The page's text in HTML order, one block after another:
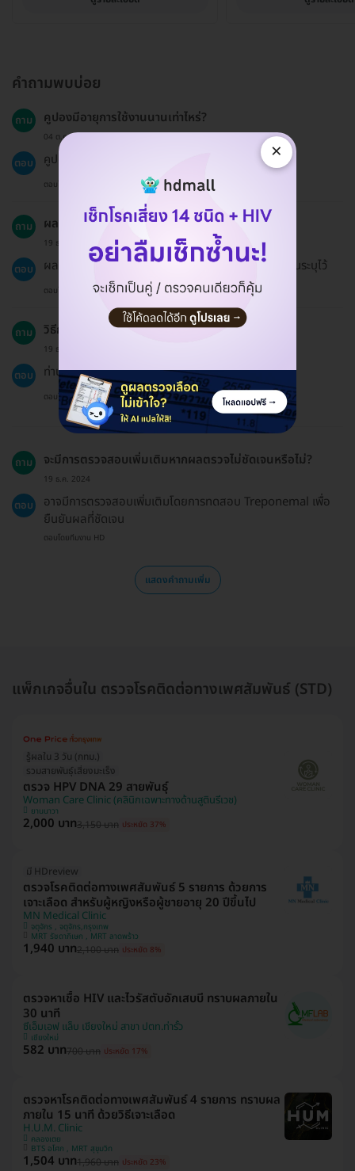
คำถามพบบ่อย
ถาม คูปองมีอายุการใช้งานนานเท่าไหร่?
04 ต.ค. 2023
ตอบ คูปองมีอายุ 60 วันนับจากวันที่ซื้อ
ตอบโดยทีมงาน HD
ถาม ผลการตรวจจะได้รับการส่งอย่างไร?
19 ธ.ค. 2024
ตอบ ผลการตรวจจะถูกส่งให้ทางอีเมลหรือไปรษณีย์ตามที่ท่านระบุไว้
ตอบโดยทีมงาน HD
ถาม วิธีการชำระเงินมีอะไรบ้าง?
19 ธ.ค. 2024
ตอบ ท่านสามารถชำระเงินผ่านการโอนเงินหรือบัตรเครดิตได้
ตอบโดยทีมงาน HD
ถาม จะมีการตรวจสอบเพิ่มเติมหากผลตรวจไม่ชัดเจนหรือไม่?
19 ธ.ค. 2024
ตอบ
อาจมีการตรวจสอบเพิ่มเติมโดยการทดสอบ Treponemal เพื่อ
ยืนยันผลที่ชัดเจน
ตอบโดยทีมงาน HD
แสดงคำถามเพิ่ม
แพ็กเกจอื่นใน ตรวจโรคติดต่อทางเพศสัมพันธ์ (STD)
รู้ผลใน 3 วัน (กทม.)
รวมสายพันธุ์เสี่ยงมะเร็ง
ตรวจ HPV DNA 29 สายพันธุ์
Woman Care Clinic (คลินิกเฉพาะทางด้านสูตินรีเวช)
ยานนาวา
2,000 บาท3,150 บาท ประหยัด 37%
มี HDreview
ตรวจโรคติดต่อทางเพศสัมพันธ์ 5 รายการ ด้วยการ
เจาะเลือด สำหรับผู้หญิงหรือผู้ชายอายุ 20 ปีขึ้นไป
MN Medical Clinic
จตุจักร , จตุจักร,กรุงเทพ
MRT รัชดาภิเษก , MRT ลาดพร้าว
1,940 บาท2,100 บาท ประหยัด 8%
ตรวจหาเชื้อ HIV และไวรัสตับอักเสบบี ทราบผลภายใน
30 นาที
ซีเอ็มเอฟ แล็บ เชียงใหม่ สาขา ปตท.ท่ารั้ว
เชียงใหม่
582 บาท700 บาท ประหยัด 17%
ตรวจหาโรคติดต่อทางเพศสัมพันธ์ 4 รายการ ทราบผล
ภายใน 15 นาที ด้วยวิธีเจาะเลือด
H.U.M. Clinic
คลองเตย
BTS อโศก , MRT สุขุมวิท
1,504 บาท1,960 บาท ประหยัด 23%
×